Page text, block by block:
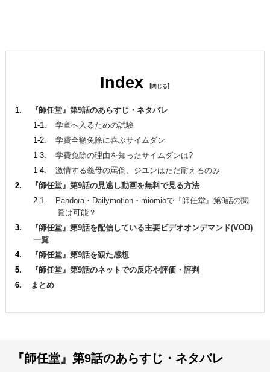
Index [ ]
『師任堂』第9話のあらすじ・ネタバレ
学童へ入るための試験
学費全額免除に喜ぶサイムダン
学費免除の理由を知ったサイムダンは?
激情する義母の罵倒、ジユンはただ耐えるのみ
『師任堂』第9話の見逃し動画を無料で見る方法
Pandora・Dailymotion・miomioで『師任堂』第9話の閲
覧は可能？
『師任堂』第9話を配信している主要ビデオオンデマンド(VOD)
一覧
『師任堂』第9話を観た感想
『師任堂』第9話のネットでの反応や評価・評判
まとめ
『師任堂』第9話のあらすじ・ネタバレ